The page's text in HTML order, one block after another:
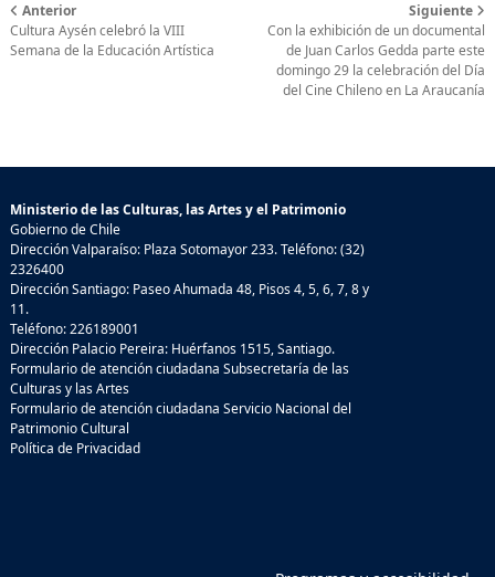
Anterior
Cultura Aysén celebró la VIII
Semana de la Educación Artística
Siguiente
Con la exhibición de un documental
de Juan Carlos Gedda parte este
domingo 29 la celebración del Día
del Cine Chileno en La Araucanía
Ministerio de las Culturas, las Artes y el Patrimonio
Gobierno de Chile
Dirección Valparaíso: Plaza Sotomayor 233. Teléfono: (32)
2326400
Dirección Santiago: Paseo Ahumada 48, Pisos 4, 5, 6, 7, 8 y
11.
Teléfono: 226189001
Dirección Palacio Pereira: Huérfanos 1515, Santiago.
Formulario de atención ciudadana Subsecretaría de las
Culturas y las Artes
Formulario de atención ciudadana Servicio Nacional del
Patrimonio Cultural
Política de Privacidad